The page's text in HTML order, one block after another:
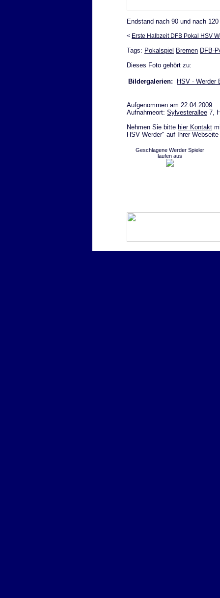
Endstand nach 90 und nach
< Erste Halbzeit DFB Pokal HSV
Tags: Pokalspiel Bremen DFB-
Dieses Foto gehört zu:
Bildergalerien: HSV - Werder
Aufgenommen am 22.04.2009
Aufnahmeort: Sylvesterallee 7,
Nehmen Sie bitte hier Kontakt
HSV Werder" auf Ihrer
Geschlagene Werder Spieler
laufen aus